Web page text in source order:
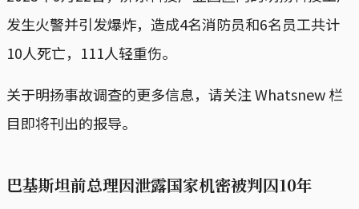
发生火警并引发爆炸，造成4名消防员和6名员工共计
10人死亡，111人轻重伤。
关于明扬事故调查的更多信息，请关注 Whatsnew 栏
目即将刊出的报导。
巴基斯坦前总理因泄露国家机密被判囚10年